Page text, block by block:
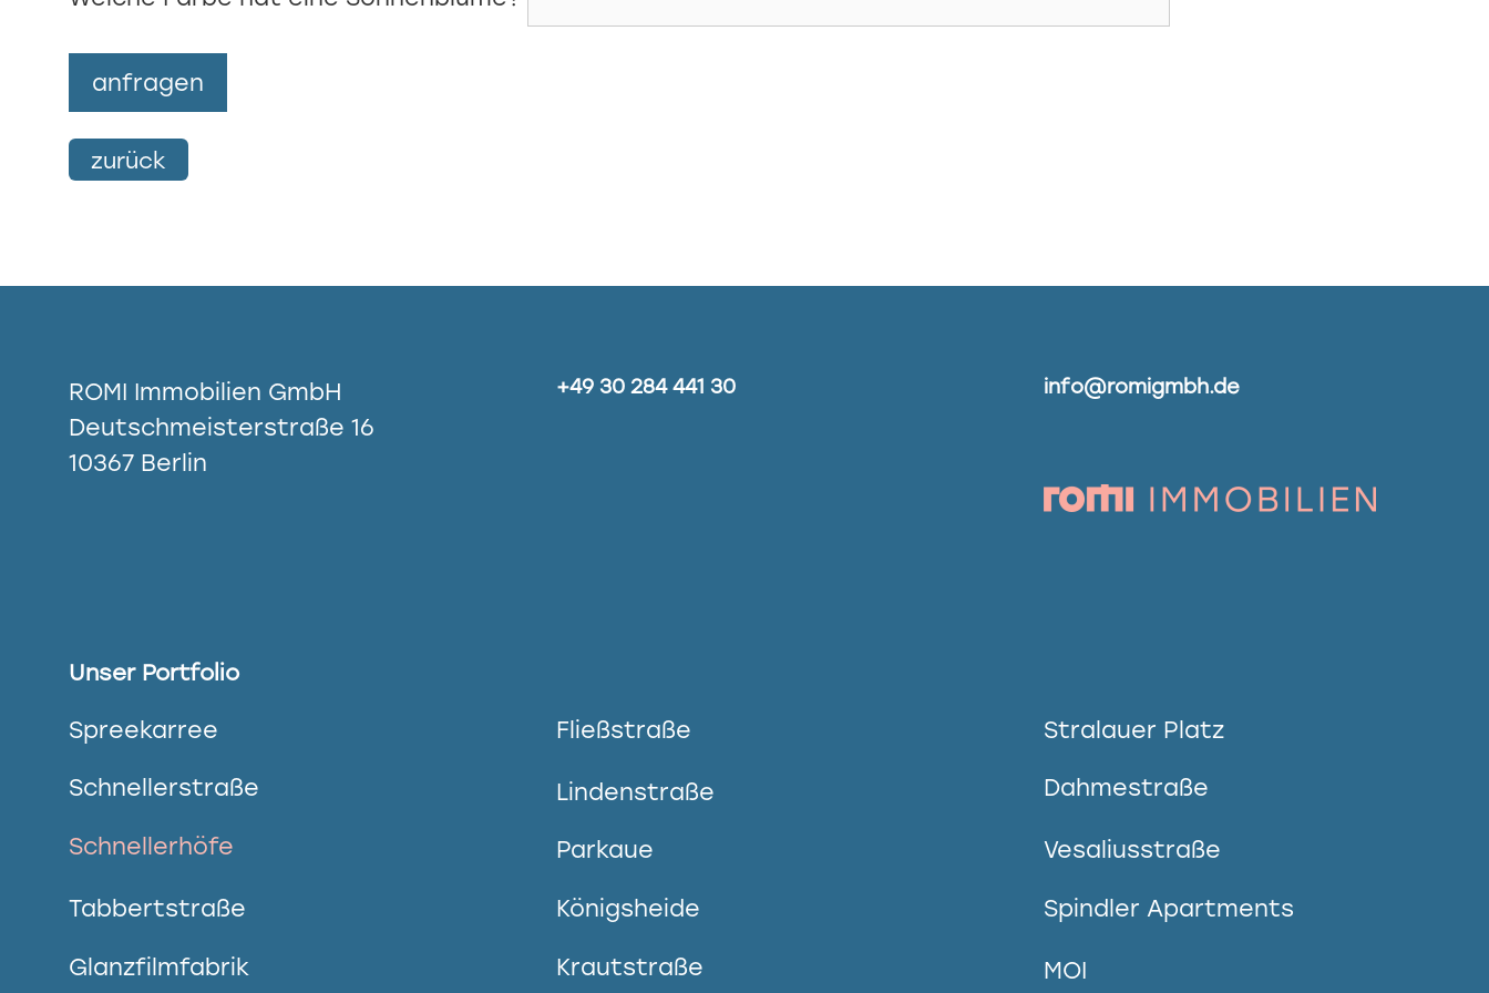
zurück
ROMI Immobilien GmbH
Deutschmeisterstraße 16
10367 Berlin
+49 30 284 441 30 info@romigmbh.de
Unser Portfolio
Spreekarree
Schnellerstraße
Schnellerhöfe
Tabbertstraße
Glanzfilmfabrik
Fließstraße
Lindenstraße
Parkaue
Königsheide
Krautstraße
Stralauer Platz
Dahmestraße
Vesaliusstraße
Spindler Apartments
MOI